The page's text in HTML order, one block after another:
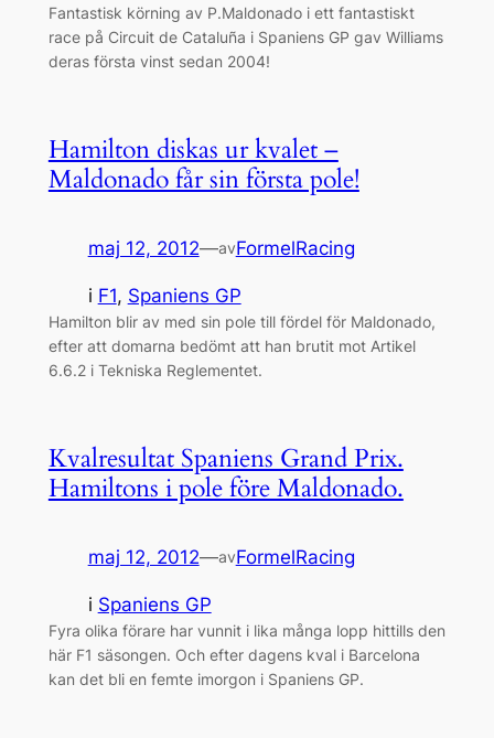
Fantastisk körning av P.Maldonado i ett fantastiskt
race på Circuit de Cataluña i Spaniens GP gav Williams
deras första vinst sedan 2004!
Hamilton diskas ur kvalet –
Maldonado får sin första pole!
maj 12, 2012—avFormelRacing
i F1, Spaniens GP
Hamilton blir av med sin pole till fördel för Maldonado,
efter att domarna bedömt att han brutit mot Artikel
6.6.2 i Tekniska Reglementet.
Kvalresultat Spaniens Grand Prix.
Hamiltons i pole före Maldonado.
maj 12, 2012—avFormelRacing
i Spaniens GP
Fyra olika förare har vunnit i lika många lopp hittills den
här F1 säsongen. Och efter dagens kval i Barcelona
kan det bli en femte imorgon i Spaniens GP.